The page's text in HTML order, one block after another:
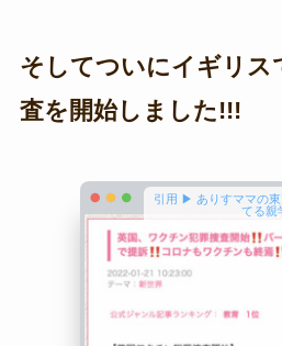
そしてついにイギリス
査を開始しました!!!
引用 ▶ ありすママの
てる親